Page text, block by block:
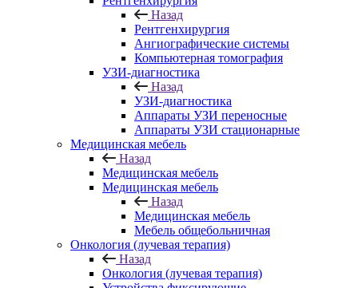
Назад
Рентгенхирургия
Ангиографические системы
Компьютерная томография
УЗИ-диагностика
Назад
УЗИ-диагностика
Аппараты УЗИ переносные
Аппараты УЗИ стационарные
Медицинская мебель
Назад
Медицинская мебель
Медицинская мебель
Назад
Медицинская мебель
Мебель общебольничная
Онкология (лучевая терапия)
Назад
Онкология (лучевая терапия)